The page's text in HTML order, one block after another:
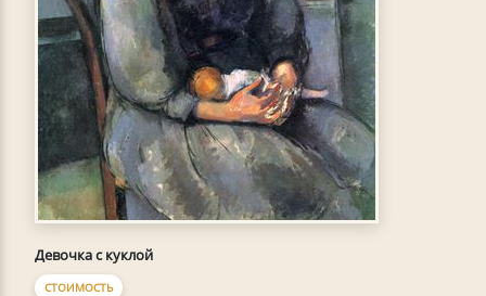
Девочка с куклой
СТОИМОСТЬ